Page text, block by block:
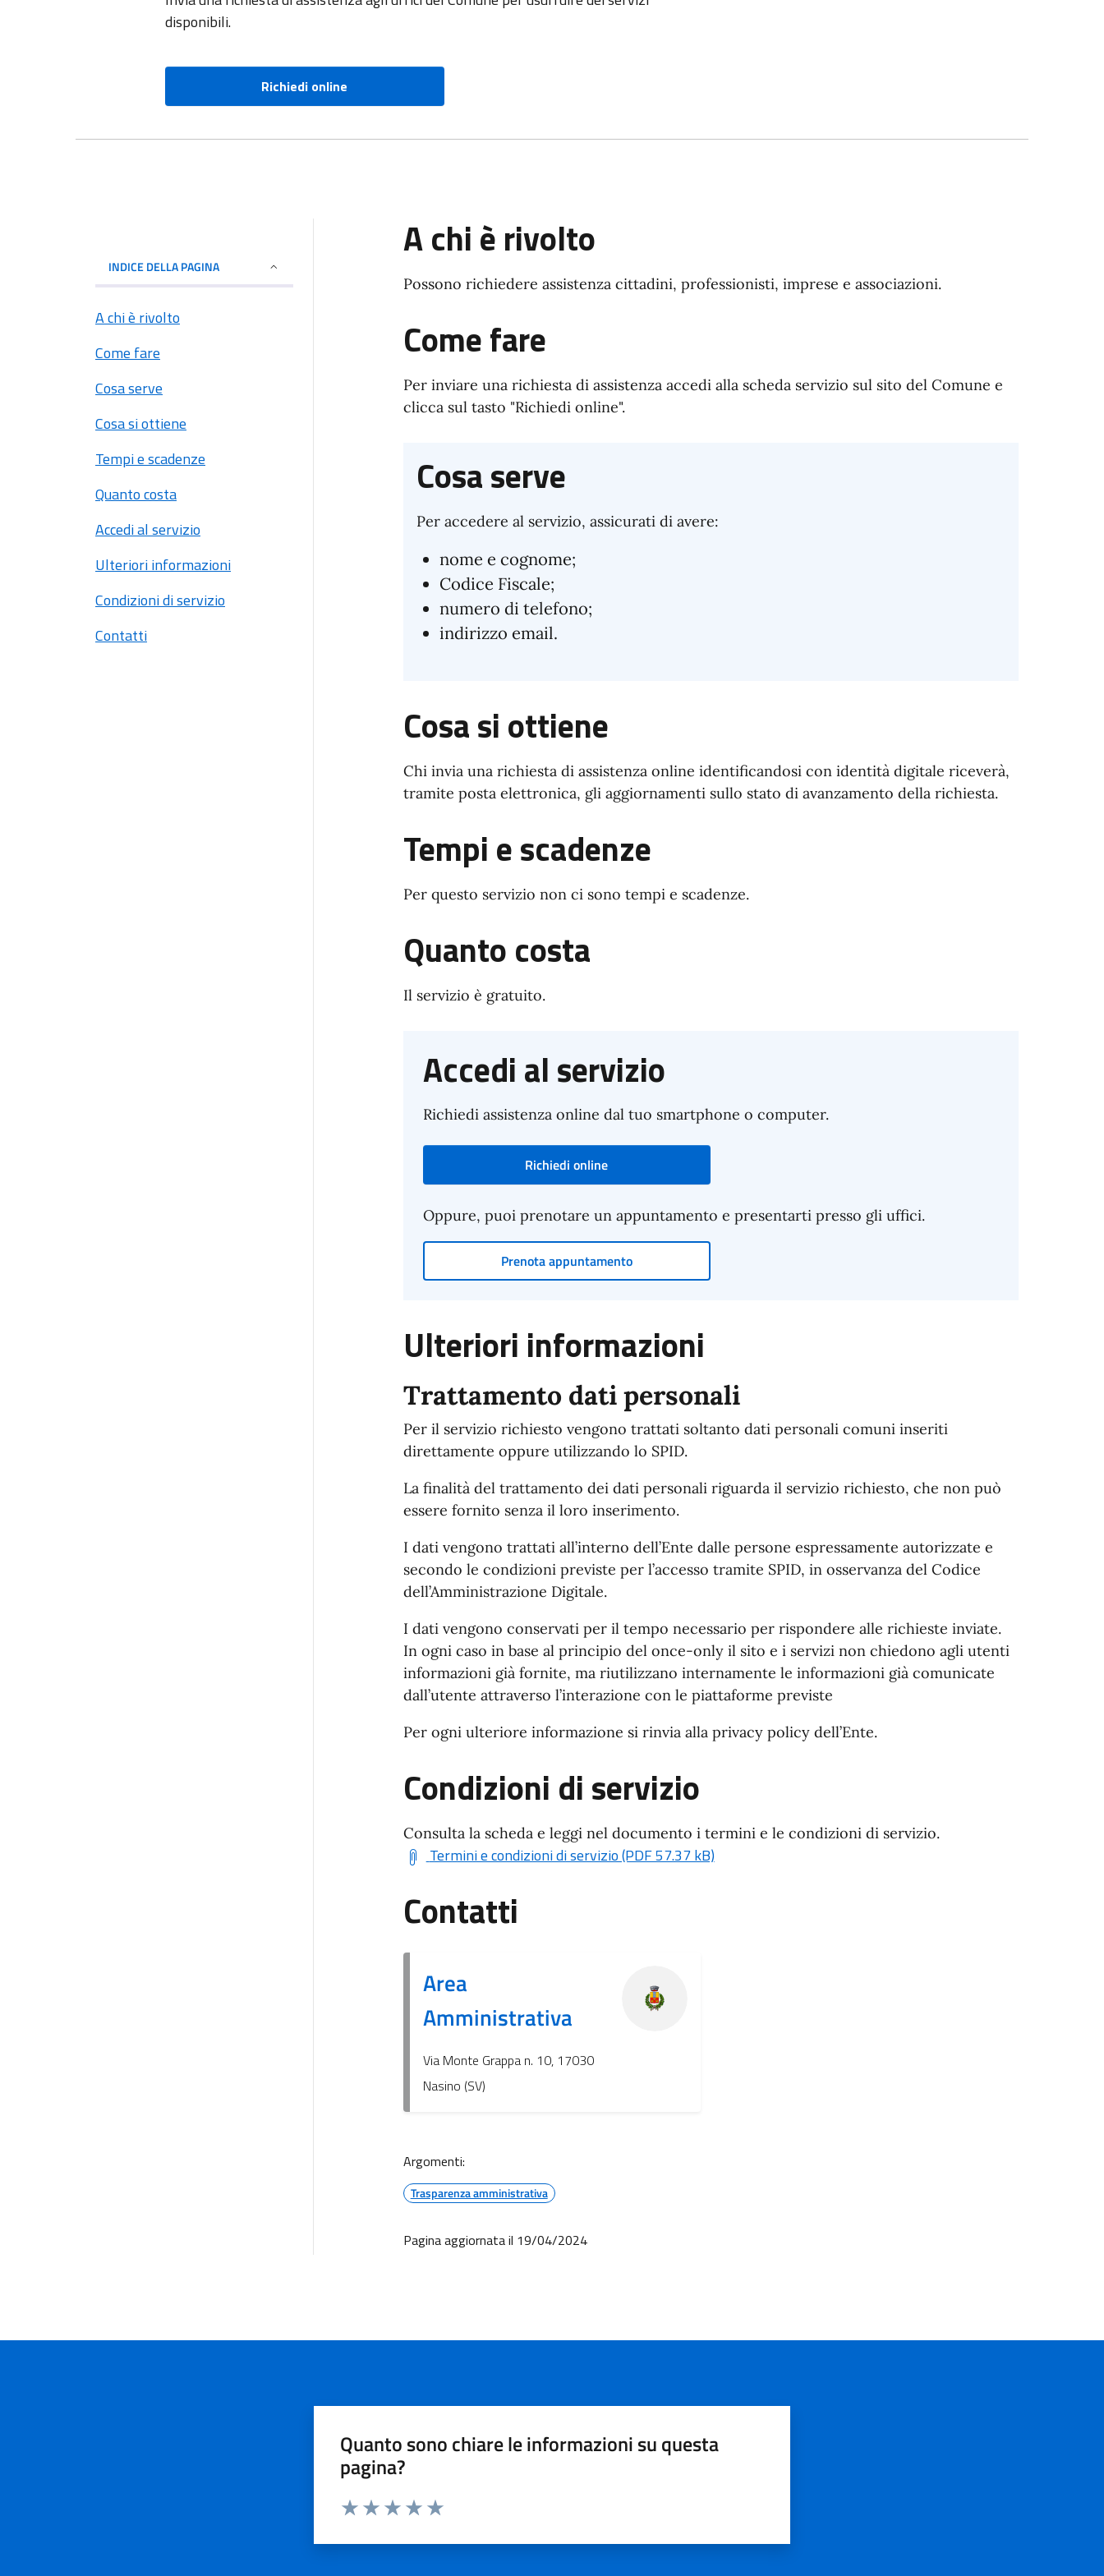
disponibili.
Richiedi online
INDICE DELLA PAGINA
A chi è rivolto
Come fare
Cosa serve
Cosa si ottiene
Tempi e scadenze
Quanto costa
Accedi al servizio
Ulteriori informazioni
Condizioni di servizio
Contatti
A chi è rivolto
Possono richiedere assistenza cittadini, professionisti, imprese e associazioni.
Come fare
Per inviare una richiesta di assistenza accedi alla scheda servizio sul sito del Comune e
clicca sul tasto "Richiedi online".
Cosa serve
Per accedere al servizio, assicurati di avere:
nome e cognome;
Codice Fiscale;
numero di telefono;
indirizzo email.
Cosa si ottiene
Chi invia una richiesta di assistenza online identificandosi con identità digitale riceverà,
tramite posta elettronica, gli aggiornamenti sullo stato di avanzamento della richiesta.
Tempi e scadenze
Per questo servizio non ci sono tempi e scadenze.
Quanto costa
Il servizio è gratuito.
Accedi al servizio
Richiedi assistenza online dal tuo smartphone o computer.
Richiedi online
Oppure, puoi prenotare un appuntamento e presentarti presso gli uffici.
Prenota appuntamento
Ulteriori informazioni
Trattamento dati personali
Per il servizio richiesto vengono trattati soltanto dati personali comuni inseriti
direttamente oppure utilizzando lo SPID.
La finalità del trattamento dei dati personali riguarda il servizio richiesto, che non può
essere fornito senza il loro inserimento.
I dati vengono trattati all’interno dell’Ente dalle persone espressamente autorizzate e
secondo le condizioni previste per l’accesso tramite SPID, in osservanza del Codice
dell’Amministrazione Digitale.
I dati vengono conservati per il tempo necessario per rispondere alle richieste inviate.
In ogni caso in base al principio del once-only il sito e i servizi non chiedono agli utenti
informazioni già fornite, ma riutilizzano internamente le informazioni già comunicate
dall’utente attraverso l’interazione con le piattaforme previste
Per ogni ulteriore informazione si rinvia alla privacy policy dell’Ente.
Condizioni di servizio
Consulta la scheda e leggi nel documento i termini e le condizioni di servizio.
Termini e condizioni di servizio (PDF 57.37 kB)
Contatti
Area
Amministrativa
Via Monte Grappa n. 10, 17030
Nasino (SV)
Argomenti:
Trasparenza amministrativa
Pagina aggiornata il 19/04/2024
Quanto sono chiare le informazioni su questa
pagina?